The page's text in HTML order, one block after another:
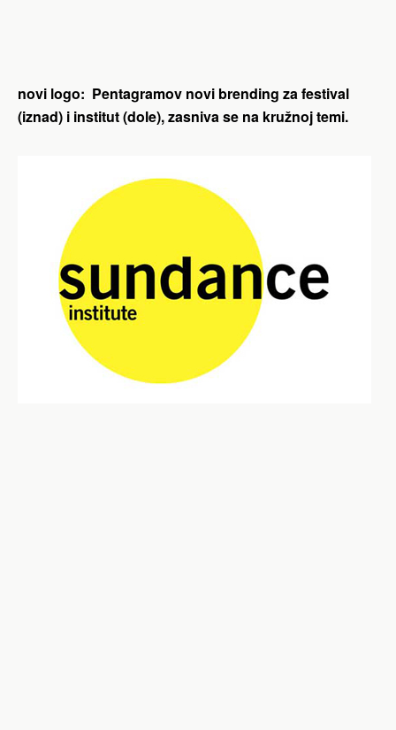
novi logo: Pentagramov novi brending za festival
(iznad) i institut (dole), zasniva se na kružnoj temi.